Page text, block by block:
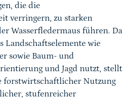
die die
verringern, zu starken
Wasserfledermaus führen. Da
Landschaftselemente wie
sowie Baum- und
und Jagd nutzt, stellt
forstwirtschaftlicher Nutzung
stufenreicher